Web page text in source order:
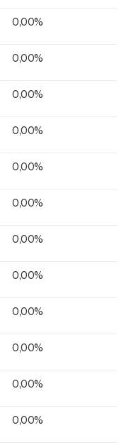
0,00%
0,00%
0,00%
0,00%
0,00%
0,00%
0,00%
0,00%
0,00%
0,00%
0,00%
0,00%